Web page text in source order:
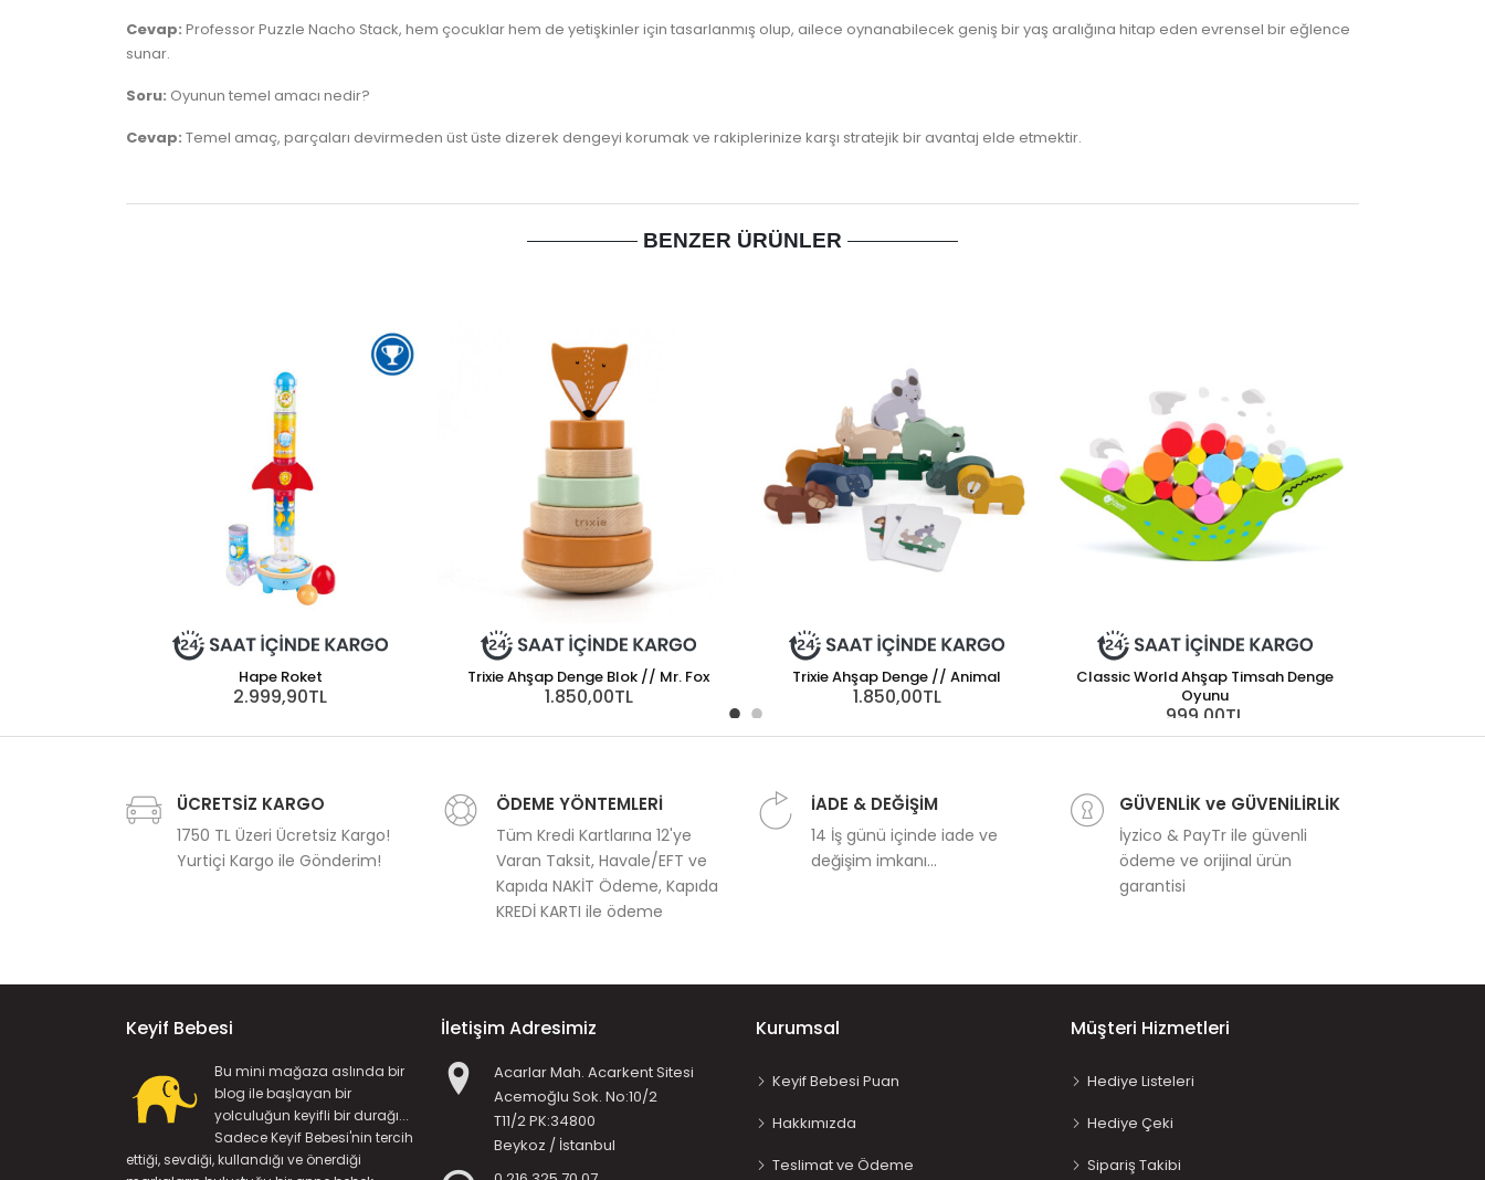
Cevap: Professor Puzzle Nacho Stack, hem çocuklar hem de yetişkinler için tasarlanmış olup, ailece oynanabilecek geniş bir yaş aralığına hitap eden evrensel bir eğlence
sunar.
Soru: Oyunun temel amacı nedir?
Cevap: Temel amaç, parçaları devirmeden üst üste dizerek dengeyi korumak ve rakiplerinize karşı stratejik bir avantaj elde etmektir.
BENZER ÜRÜNLER
Hape Roket
2.999,90TL
Trixie Ahşap Denge Blok // Mr. Fox
1.850,00TL
Trixie Ahşap Denge // Animal
1.850,00TL
Classic World Ahşap Timsah Denge
Oyunu
999,00TL
Classic
ÜCRETSİZ KARGO
1750 TL Üzeri Ücretsiz Kargo!
Yurtiçi Kargo ile Gönderim!
ÖDEME YÖNTEMLERİ
Tüm Kredi Kartlarına 12'ye
Varan Taksit, Havale/EFT ve
Kapıda NAKİT Ödeme, Kapıda
KREDİ KARTI ile ödeme
İADE & DEĞİŞİM
14 İş günü içinde iade ve
değişim imkanı...
GÜVENLİK ve GÜVENİLİRLİK
İyzico & PayTr ile güvenli
ödeme ve orijinal ürün
garantisi
Keyif Bebesi
Bu mini mağaza aslında bir
blog ile başlayan bir
yolculuğun keyifli bir durağı...
Sadece Keyif Bebesi'nin tercih
ettiği, sevdiği, kullandığı ve önerdiği
İletişim Adresimiz
Acarlar Mah. Acarkent Sitesi
Acemoğlu Sok. No:10/2
T11/2 PK:34800
Beykoz / İstanbul
Kurumsal
Keyif Bebesi Puan
Hakkımızda
Teslimat ve Ödeme
Müşteri Hizmetleri
Hediye Listeleri
Hediye Çeki
Sipariş Takibi